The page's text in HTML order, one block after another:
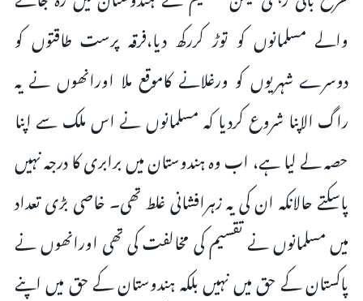
والے مسلمانوں کو توڑ کررکھ دیا،فرقہ پرست طاقتوں کو
دوسرے شہریوں کو ورغلانے کاموقع ملا اورانھوں نے یہ
راگ الاپنا شروع کردیا کہ مسلمانوں نے اس ملک سے اپنا
حصہ لے لیا ہے، اب وہ ہندوستان میں برابری کا درجہ نہیں
پاسکتے حالانکہ ان کی یہ زہرافشانی غلط تھی۔ خاصی بڑی تعداد
میں مسلمانوں نے تقسیم کی مخالفت کی تھی اورانھوں نے
پاکستان کے حق میں نہیں بلکہ ہندوستان کے حق میں اپنے